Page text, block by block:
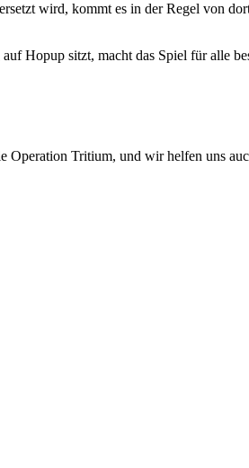
wird, kommt es in der Regel von
Hopup sitzt, macht das Spiel für alle
Tritium, und wir helfen uns